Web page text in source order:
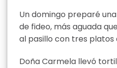
Un domingo preparé
de fideo, más aguada
al pasillo con tres platos
Doña Carmela llevó